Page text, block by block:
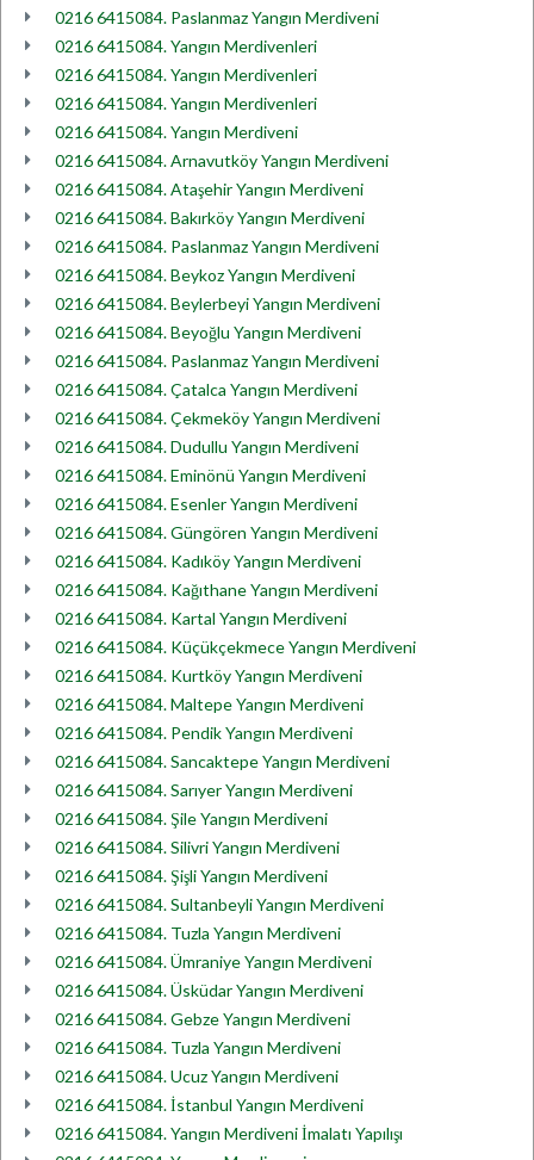
0216 6415084. Paslanmaz Yangın Merdiveni
0216 6415084. Yangın Merdivenleri
0216 6415084. Yangın Merdivenleri
0216 6415084. Yangın Merdivenleri
0216 6415084. Yangın Merdiveni
0216 6415084. Arnavutköy Yangın Merdiveni
0216 6415084. Ataşehir Yangın Merdiveni
0216 6415084. Bakırköy Yangın Merdiveni
0216 6415084. Paslanmaz Yangın Merdiveni
0216 6415084. Beykoz Yangın Merdiveni
0216 6415084. Beylerbeyi Yangın Merdiveni
0216 6415084. Beyoğlu Yangın Merdiveni
0216 6415084. Paslanmaz Yangın Merdiveni
0216 6415084. Çatalca Yangın Merdiveni
0216 6415084. Çekmeköy Yangın Merdiveni
0216 6415084. Dudullu Yangın Merdiveni
0216 6415084. Eminönü Yangın Merdiveni
0216 6415084. Esenler Yangın Merdiveni
0216 6415084. Güngören Yangın Merdiveni
0216 6415084. Kadıköy Yangın Merdiveni
0216 6415084. Kağıthane Yangın Merdiveni
0216 6415084. Kartal Yangın Merdiveni
0216 6415084. Küçükçekmece Yangın Merdiveni
0216 6415084. Kurtköy Yangın Merdiveni
0216 6415084. Maltepe Yangın Merdiveni
0216 6415084. Pendik Yangın Merdiveni
0216 6415084. Sancaktepe Yangın Merdiveni
0216 6415084. Sarıyer Yangın Merdiveni
0216 6415084. Şile Yangın Merdiveni
0216 6415084. Silivri Yangın Merdiveni
0216 6415084. Şişli Yangın Merdiveni
0216 6415084. Sultanbeyli Yangın Merdiveni
0216 6415084. Tuzla Yangın Merdiveni
0216 6415084. Ümraniye Yangın Merdiveni
0216 6415084. Üsküdar Yangın Merdiveni
0216 6415084. Gebze Yangın Merdiveni
0216 6415084. Tuzla Yangın Merdiveni
0216 6415084. Ucuz Yangın Merdiveni
0216 6415084. İstanbul Yangın Merdiveni
0216 6415084. Yangın Merdiveni İmalatı Yapılışı